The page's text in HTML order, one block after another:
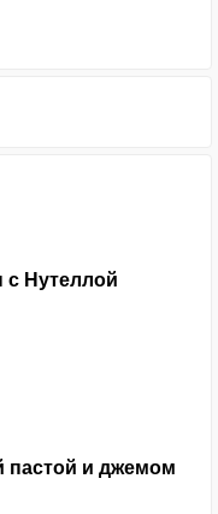
Нутеллой
пастой и джемом